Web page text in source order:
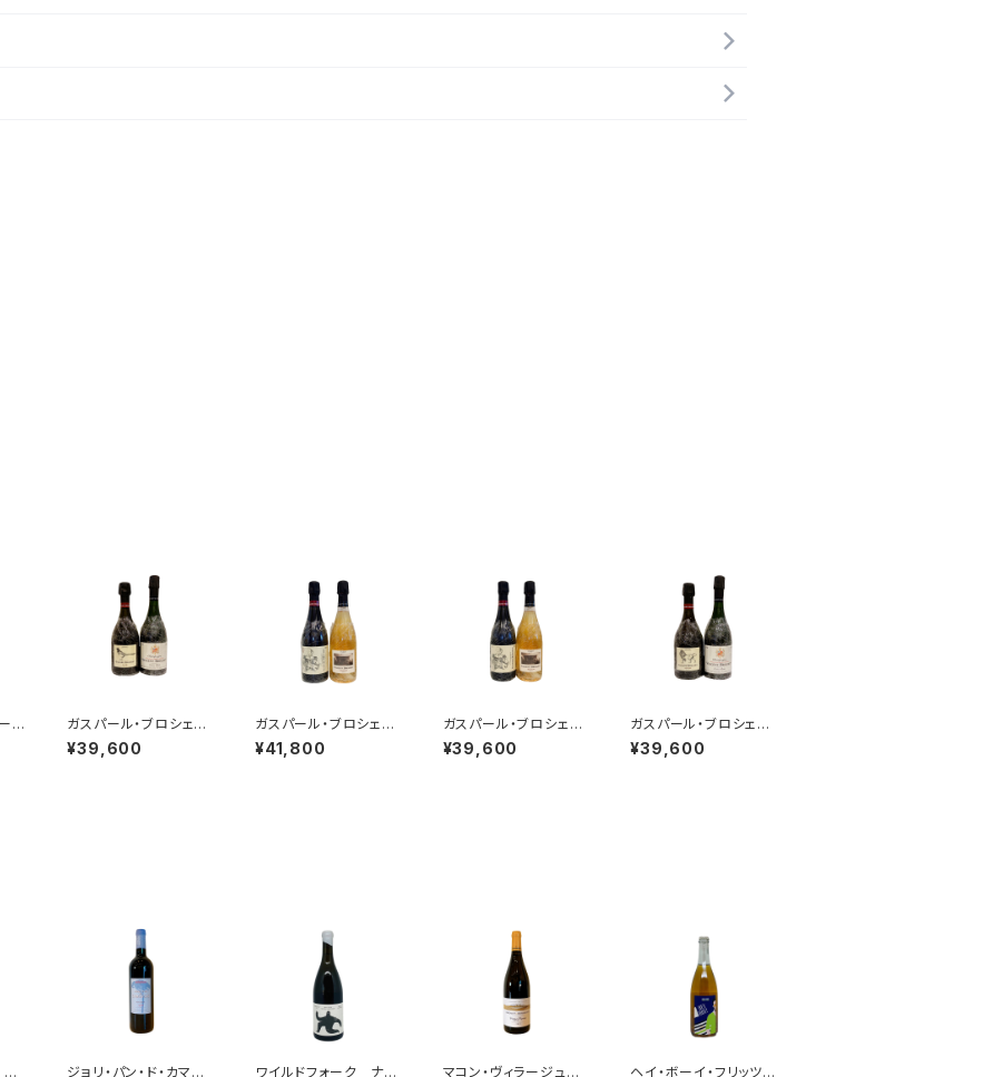
ー
ガスパール・ブロシェ＆
ヴァンサン・ブロシェ
２本セット その1 (LA
¥39,600
ガスパール・ブロシェ＆
ヴァンサン・ブロシェ 2
本セット その２(333f
¥41,800
ガスパール・ブロシェ＆
ヴァンサン・ブロシェ 2
本セット その１(333f
¥39,600
ガスパール・ブロシェ＆
ヴァンサン・ブロシェ
２本セット その２(エク
¥39,600
ジョリ・パン・ド・カマン ワイルドフォーク ナチ マコン・ヴィラージュ ヘイ・ボーイ・フリッツァ